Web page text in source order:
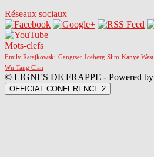
Réseaux sociaux
Mots-clefs
Emily Ratajkowski Gangtser Iceberg Slim Kanye West
Wu Tang Clan
© LIGNES DE FRAPPE - Powered by
OFFICIAL CONFERENCE 2